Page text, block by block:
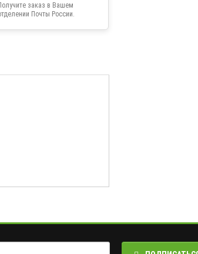
заказ в Вашем
Почты России.